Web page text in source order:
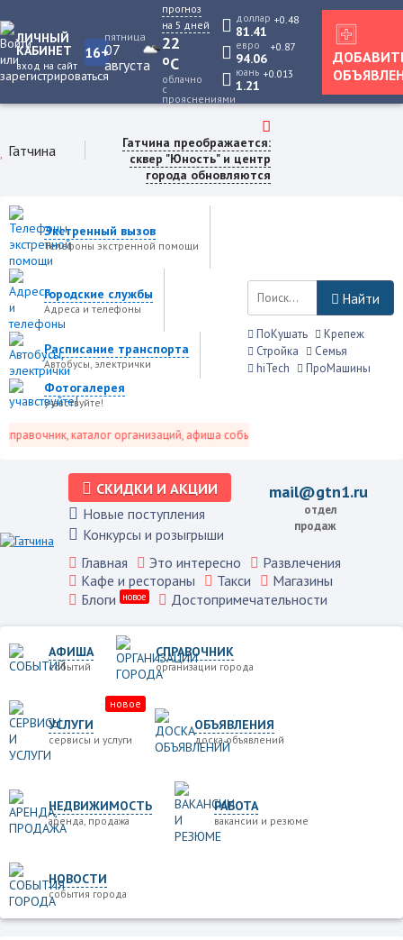
ЛИЧНЫЙ
КАБИНЕТ
вход на сайт
16+
пятница
07
августа
прогноз
на 5 дней
22
oC
облачно
с
прояснениями
доллар
81.41
+0.48
евро
94.06
+0.87
юань
1.21
+0.013
Гатчина
Гатчина преображается:
сквер "Юность" и центр
города обновляются
Экстренный вызов
Телефоны экстренной помощи
Городские службы
Адреса и телефоны
Расписание транспорта
Автобусы, электрички
Фотогалерея
учавствуйте!
каталог организаций, афиша событий и не только это.
Найти
ПоКушать
Крепеж
Стройка
Семья
hiTech
ПроМашины
СКИДКИ И АКЦИИ
Новые поступления
Конкурсы и розыгрыши
mail@gtn1.ru
отдел
продаж
Главная Это интересно
Развлечения
Кафе и рестораны
Такси
Магазины
Блоги
новое Достопримечательности
АФИША
событий
СПРАВОЧНИК
организации города
УСЛУГИ
сервисы и услуги
новое
ОБЪЯВЛЕНИЯ
доска объявлений
НЕДВИЖИМОСТЬ
аренда, продажа
РАБОТА
вакансии и резюме
НОВОСТИ
события города